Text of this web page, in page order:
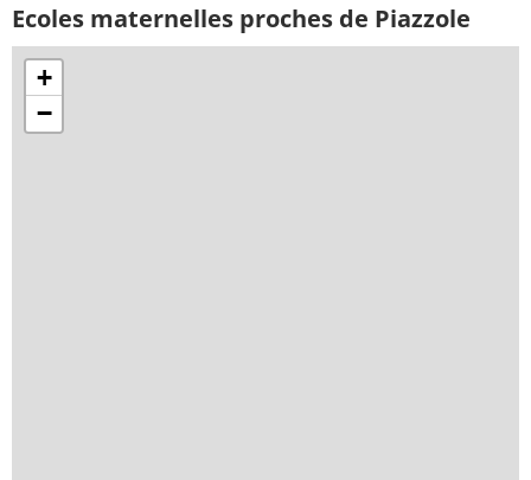
Ecoles maternelles proches de Piazzole
+
−